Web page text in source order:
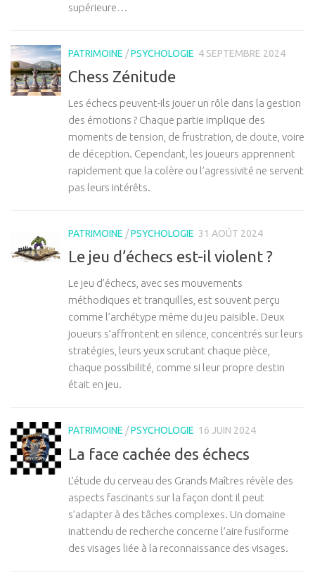
supérieure…
PATRIMOINE /PSYCHOLOGIE 4 SEPTEMBRE 2024
Chess Zénitude
Les échecs peuvent-ils jouer un rôle dans la gestion
des émotions ? Chaque partie implique des
moments de tension, de frustration, de doute, voire
de déception. Cependant, les joueurs apprennent
rapidement que la colère ou l’agressivité ne servent
pas leurs intérêts.
PATRIMOINE /PSYCHOLOGIE 31 AOÛT 2024
Le jeu d’échecs est-il violent ?
Le jeu d’échecs, avec ses mouvements
méthodiques et tranquilles, est souvent perçu
comme l’archétype même du jeu paisible. Deux
joueurs s’affrontent en silence, concentrés sur leurs
stratégies, leurs yeux scrutant chaque pièce,
chaque possibilité, comme si leur propre destin
était en jeu.
PATRIMOINE /PSYCHOLOGIE 16 JUIN 2024
La face cachée des échecs
L’étude du cerveau des Grands Maîtres révèle des
aspects fascinants sur la façon dont il peut
s’adapter à des tâches complexes. Un domaine
inattendu de recherche concerne l’aire fusiforme
des visages liée à la reconnaissance des visages.